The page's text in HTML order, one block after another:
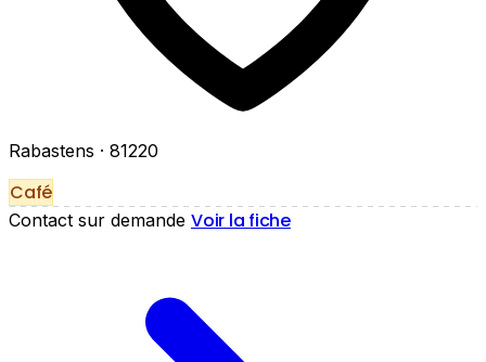
Rabastens · 81220
Café
Contact sur demande Voir la fiche